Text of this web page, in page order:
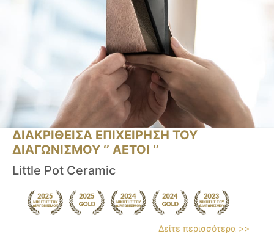
ΔΙΑΚΡΙΘΕΙΣΑ ΕΠΙΧΕΙΡΗΣΗ ΤΟΥ
ΔΙΑΓΩΝΙΣΜΟΥ ‘’ ΑΕΤΟΙ ‘’
Little Pot Ceramic
Δείτε περισσότερα >>